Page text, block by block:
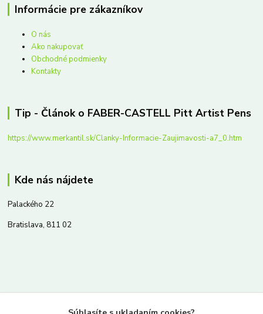
Informácie pre zákazníkov
O nás
Ako nakupovať
Obchodné podmienky
Kontakty
Tip - Článok o FABER-CASTELL Pitt Artist Pens
https://www.merkantil.sk/Clanky-Informacie-Zaujimavosti-a7_0.htm
Kde nás nájdete
Palackého 22
Bratislava, 811 02